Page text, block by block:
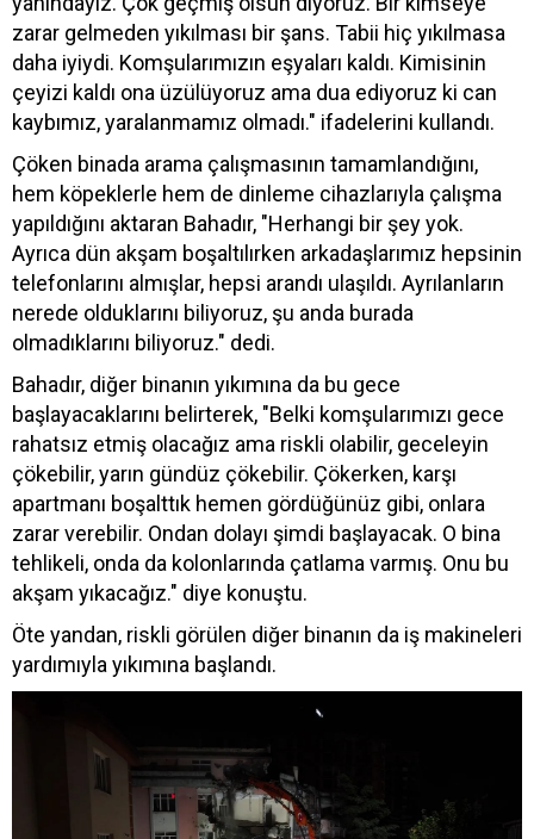
zarar gelmeden yıkılması bir şans. Tabii hiç yıkılmasa
daha iyiydi. Komşularımızın eşyaları kaldı. Kimisinin
çeyizi kaldı ona üzülüyoruz ama dua ediyoruz ki can
kaybımız, yaralanmamız olmadı." ifadelerini kullandı.
Çöken binada arama çalışmasının tamamlandığını,
hem köpeklerle hem de dinleme cihazlarıyla çalışma
yapıldığını aktaran Bahadır, "Herhangi bir şey yok.
Ayrıca dün akşam boşaltılırken arkadaşlarımız hepsinin
telefonlarını almışlar, hepsi arandı ulaşıldı. Ayrılanların
nerede olduklarını biliyoruz, şu anda burada
olmadıklarını biliyoruz." dedi.
Bahadır, diğer binanın yıkımına da bu gece
başlayacaklarını belirterek, "Belki komşularımızı gece
rahatsız etmiş olacağız ama riskli olabilir, geceleyin
çökebilir, yarın gündüz çökebilir. Çökerken, karşı
apartmanı boşalttık hemen gördüğünüz gibi, onlara
zarar verebilir. Ondan dolayı şimdi başlayacak. O bina
tehlikeli, onda da kolonlarında çatlama varmış. Onu bu
akşam yıkacağız." diye konuştu.
Öte yandan, riskli görülen diğer binanın da iş makineleri
yardımıyla yıkımına başlandı.